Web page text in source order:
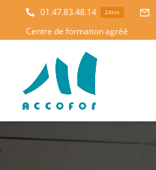
01.47.83.48.14 24hrs
Centre de formation agréé
ACCUEIL